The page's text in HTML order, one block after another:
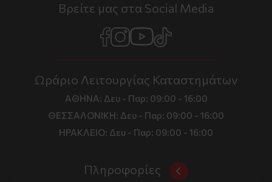
Βρείτε μας στα Social Media
Ωράριο Λειτουργίας Καταστημάτων
ΑΘΗΝΑ: Δευ - Παρ: 09:00 - 16:00
ΘΕΣΣΑΛΟΝΙΚΗ: Δευ - Παρ: 09:00 - 16:00
ΗΡΑΚΛΕΙΟ: Δευ - Παρ: 09:00 - 16:00
Πληροφορίες